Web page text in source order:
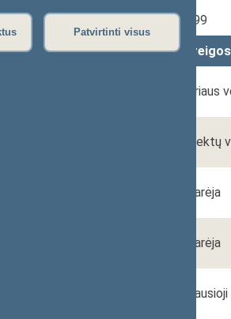
Patvirtinti visus
info@e-tar.lt (0 5) 209 6999
Pavardė Pareigos
Skyriaus
Projektų
Patarėja
Patarėja